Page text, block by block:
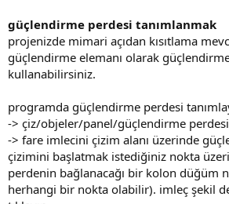
güçlendirme perdesi tanımlanmak
projenizde mimari açıdan kısıtlama
güçlendirme elemanı olarak
kullanabilirsiniz.
programda güçlendirme perdesi
-> çiz/objeler/panel/güçlendirme perdesi
-> fare imlecini çizim alanı üzerinde
çizimini başlatmak istediğiniz nokta
perdenin bağlanacağı bir kolon düğüm
herhangi bir nokta olabilir). i̇mleç şekil